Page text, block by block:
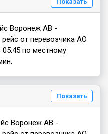
Показать
Воронеж АВ -
от перевозчика АО
по местному
Показать
Воронеж АВ -